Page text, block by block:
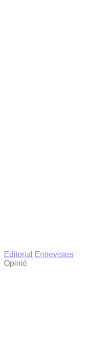
Editorial
Entrevistes
Opinió